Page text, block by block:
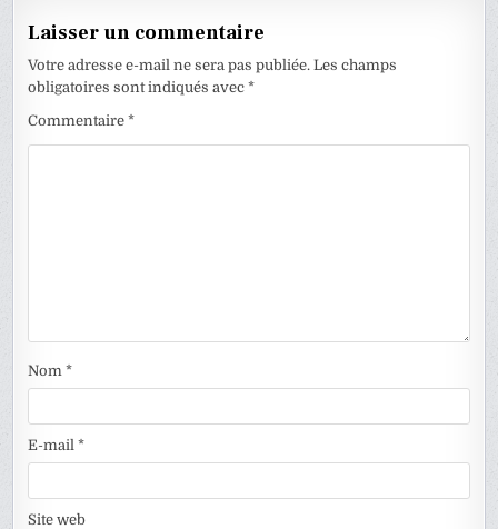
Laisser un commentaire
Votre adresse e-mail ne sera pas publiée. Les champs
obligatoires sont indiqués avec*
Commentaire*
Nom*
E-mail*
Site web